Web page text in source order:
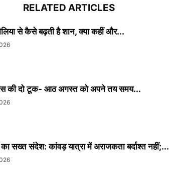
RELATED ARTICLES
से कैसे बढ़ती है शान, क्या कहीं और...
की दो टूक- आठ अगस्त को अपने तय समय...
का सख्त संदेश: कांवड़ यात्रा में अराजकता बर्दाश्त नहीं;...